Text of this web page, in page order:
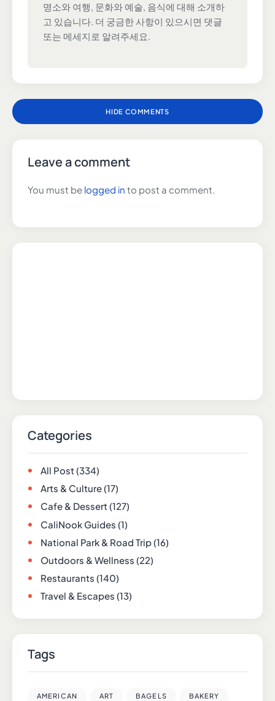
명소와 여행, 문화와 예술, 음식에 대해 소개하
고 있습니다. 더 궁금한 사항이 있으시면 댓글
또는 메세지로 알려주세요.
HIDE COMMENTS
Leave a comment
You must be logged in to post a comment.
Categories
All Post(334)
Arts & Culture(17)
Cafe & Dessert(127)
CaliNook Guides (1)
National Park & Road Trip(16)
Outdoors & Wellness (22)
Restaurants (140)
Travel & Escapes (13)
Tags
AMERICAN ART BAGELS BAKERY